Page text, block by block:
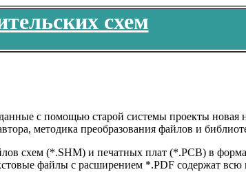
схем
с помощью старой системы проекты новая
методика преобразования файлов и
схем (*.SHM) и печатных плат (*.РСВ) в
файлы с расширением *.PDF содержат